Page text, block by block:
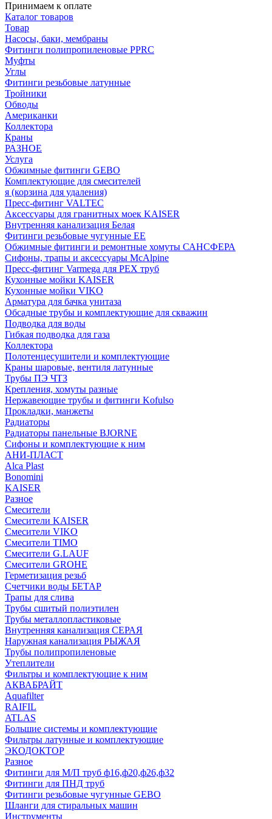
Принимаем к оплате
Каталог товаров
Товар
Насосы, баки, мембраны
Фитинги полипропиленовые PPRC
Муфты
Углы
Фитинги резьбовые латунные
Тройники
Обводы
Американки
Коллектора
Краны
РАЗНОЕ
Услуга
Обжимные фитинги GEBO
Комплектующие для смесителей
я (корзина для удаления)
Пресс-фитинг VALTEC
Аксессуары для гранитных моек KAISER
Внутренняя канализация Белая
Фитинги резьбовые чугунные EE
Обжимные фитинги и ремонтные хомуты САНСФЕРА
Сифоны, трапы и аксессуары McAlpine
Пресс-фитинг Varmega для PEX труб
Кухонные мойки KAISER
Кухонные мойки VIKO
Арматура для бачка унитаза
Обсадные трубы и комплектующие для скважин
Подводка для воды
Гибкая подводка для газа
Коллектора
Полотенцесушители и комплектующие
Краны шаровые, вентиля латунные
Трубы ПЭ ЧТЗ
Крепления, хомуты разные
Нержавеющие трубы и фитинги Kofulso
Прокладки, манжеты
Радиаторы
Радиаторы панельные BJORNE
Сифоны и комплектующие к ним
АНИ-ПЛАСТ
Alca Plast
Bonomini
KAISER
Разное
Смесители
Смесители KAISER
Смесители VIKO
Смесители TIMO
Смесители G.LAUF
Смесители GROHE
Герметизация резьб
Счетчики воды БЕТАР
Трапы для слива
Трубы сшитый полиэтилен
Трубы металлопластиковые
Внутренняя канализация СЕРАЯ
Наружная канализация РЫЖАЯ
Трубы полипропиленовые
Утеплители
Фильтры и комплектующие к ним
АКВАБРАЙТ
Aquafilter
RAIFIL
ATLAS
Большие системы и комплектующие
Фильтры латунные и комплектующие
ЭКОДОКТОР
Разное
Фитинги для М/П труб ф16,ф20,ф26,ф32
Фитинги для ПНД труб
Фитинги резьбовые чугунные GEBO
Шланги для стиральных машин
Инструменты